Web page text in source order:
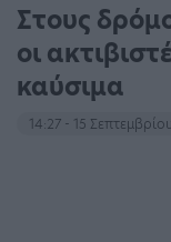
Στους
οι
καύσιμα
14:27 - 15